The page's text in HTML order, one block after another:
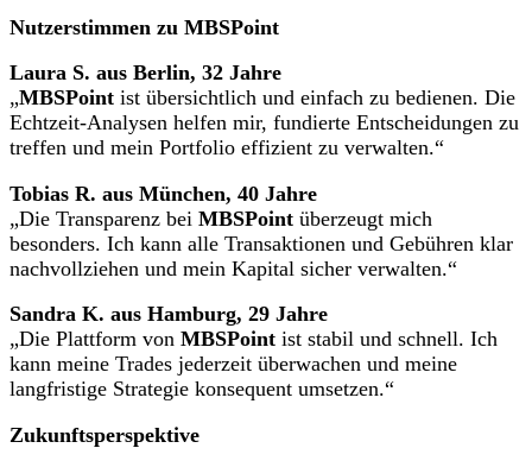
Nutzerstimmen zu MBSPoint
Laura S. aus Berlin, 32 Jahre
„MBSPoint ist übersichtlich und einfach zu bedienen. Die
Echtzeit-Analysen helfen mir, fundierte Entscheidungen zu
treffen und mein Portfolio effizient zu verwalten.“
Tobias R. aus München, 40 Jahre
„Die Transparenz bei MBSPoint überzeugt mich
besonders. Ich kann alle Transaktionen und Gebühren klar
nachvollziehen und mein Kapital sicher verwalten.“
Sandra K. aus Hamburg, 29 Jahre
„Die Plattform von MBSPoint ist stabil und schnell. Ich
kann meine Trades jederzeit überwachen und meine
langfristige Strategie konsequent umsetzen.“
Zukunftsperspektive